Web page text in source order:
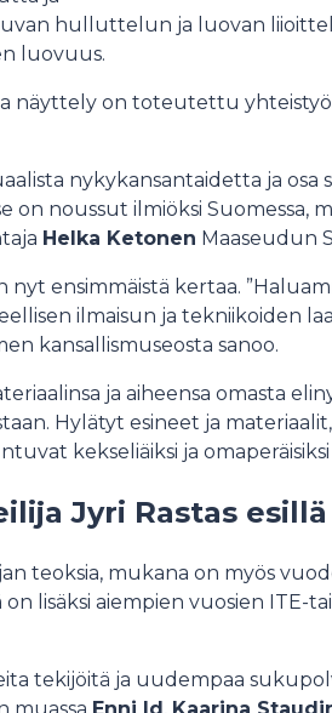
hulluttelun ja luovan
luovuus.
näyttely on toteutettu
nykykansantaidetta ja osa
on noussut ilmiöksi Suomessa,
Helka Ketonen Maaseudun
ensimmäistä kertaa.
ilmaisun ja tekniikoiden
kansallismuseosta sanoo.
ja aiheensa omasta
Hylätyt esineet ja
kekseliäiksi ja omaperäisiksi
Jyri Rastas esillä
teoksia, mukana on myös
on lisäksi aiempien vuosien ITE-
tekijöitä ja uudempaa